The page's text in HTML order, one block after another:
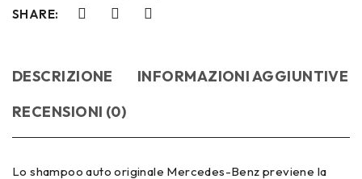
SHARE:
DESCRIZIONE
INFORMAZIONI AGGIUNTIVE
RECENSIONI (0)
Lo shampoo auto originale Mercedes-Benz previene la